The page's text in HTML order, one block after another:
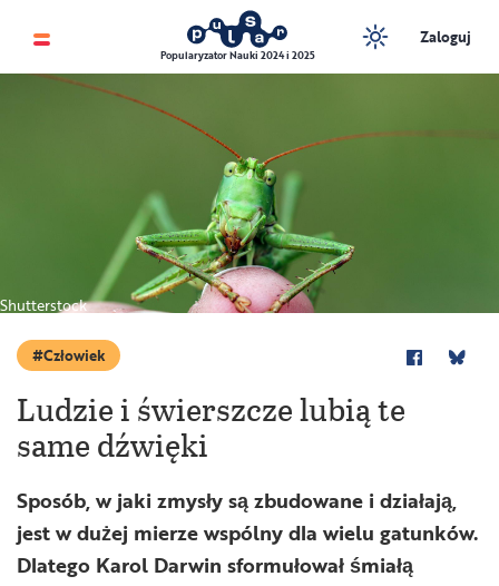
Popularyzator Nauki 2024 i 2025
Zaloguj
Shutterstock
Człowiek
Ludzie i świerszcze lubią te
same dźwięki
Sposób, w jaki zmysły są zbudowane i działają,
jest w dużej mierze wspólny dla wielu gatunków.
Dlatego Karol Darwin sformułował śmiałą